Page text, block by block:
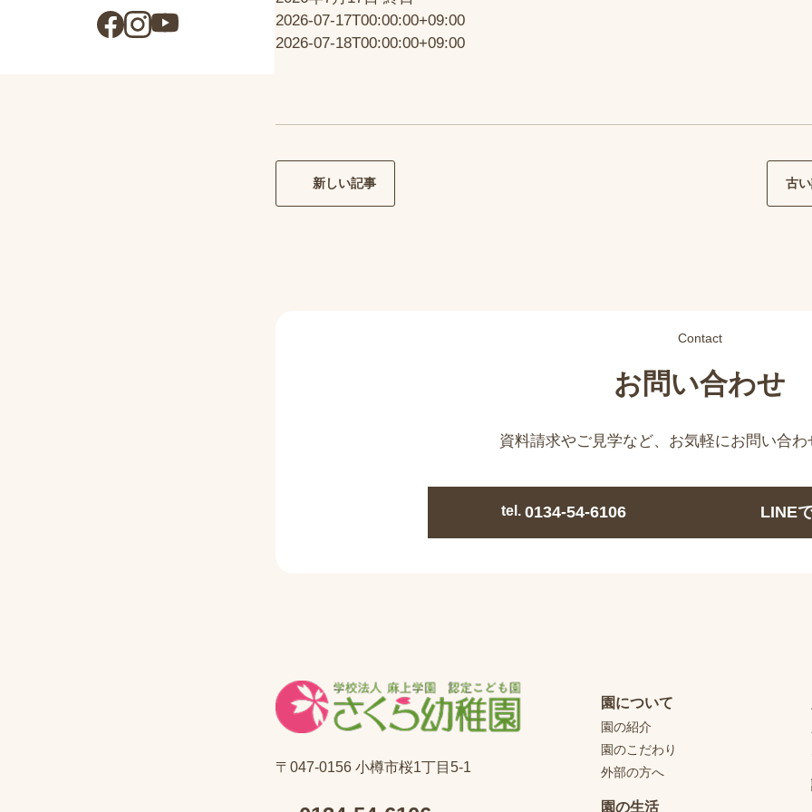
2026-07-17T00:00:00+09:00
2026-07-18T00:00:00+09:00
新しい記事 古
Contact
お問い合わせ
資料請求やご見学など、 お気軽にお問い合
tel. 0134-54-6106 LINE
〒047-0156 小樽市桜1丁目5-1
園について
園の紹介
園のこだわり
外部の方へ
園の生活